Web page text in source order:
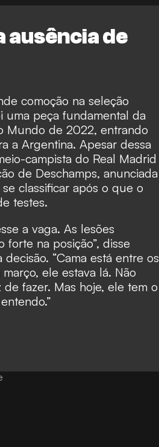
ausência de
comoção na seleção
uma peça fundamental da
Mundo de 2022, entrando
a Argentina. Apesar dessa
campista do Real Madrid
de Deschamps, anunciada
classificar após o que o
testes.
a vaga. As lesões
na posição”, disse
“Cama está entre os
ele estava lá. Não
fazer. Mas hoje, ele tem o